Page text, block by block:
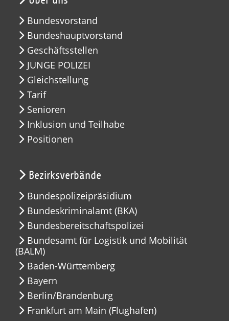
Bundesvorstand
Bundeshauptvorstand
Geschäftsstellen
JUNGE POLIZEI
Gleichstellung
Tarif
Senioren
Inklusion und Teilhabe
Positionen
Bezirksverbände
Bundespolizeipräsidium
Bundeskriminalamt (BKA)
Bundesbereitschaftspolizei
Bundesamt für Logistik und Mobilität
(BALM)
Baden-Württemberg
Bayern
Berlin/Brandenburg
Frankfurt am Main (Flughafen)